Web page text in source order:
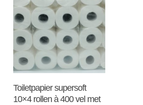
Toevoegen Aan
Winkelwagen
Toiletpapier supersoft
10×4 rollen à 400 vel met